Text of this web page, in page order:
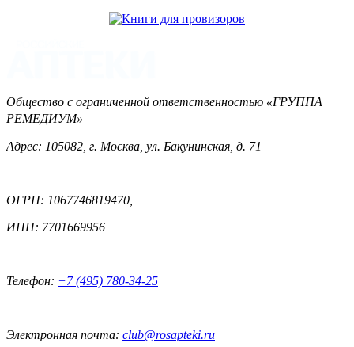
Общество с ограниченной ответственностью «ГРУППА
РЕМЕДИУМ»
Адрес: 105082, г. Москва, ул. Бакунинская, д. 71
ОГРН: 1067746819470,
ИНН: 7701669956
Телефон: +7 (495) 780-34-25
Электронная почта: club@rosapteki.ru